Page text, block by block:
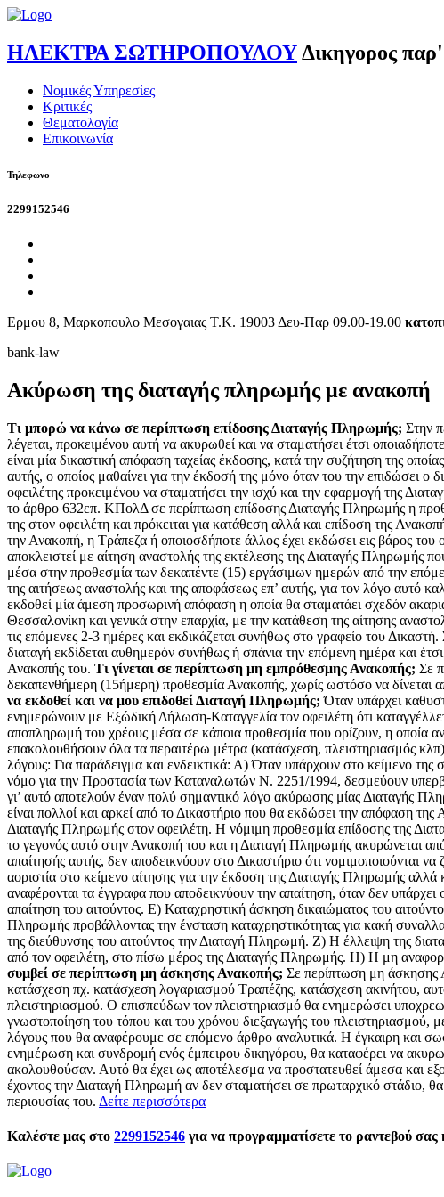
ΗΛΕΚΤΡΑ ΣΩΤΗΡΟΠΟΥΛΟΥΔικηγορος
Νομικές Υπηρεσίες
Κριτικές
Θεματολογία
Επικοινωνία
Τηλεφωνο
2299152546
Ερμου 8, Μαρκοπουλο Μεσογαιας Τ.Κ. 19003 Δευ-Παρ 09.00-19.00
bank-law
Ακύρωση της διαταγής πληρωμής με ανακοπή
Τι μπορώ να κάνω σε περίπτωση επίδοσης Διαταγής Πληρωμής; Στην
λέγεται, προκειμένου αυτή να ακυρωθεί και να σταματήσει έτσι
είναι μία δικαστική απόφαση ταχείας έκδοσης, κατά την συζήτηση της
αυτής, ο οποίος μαθαίνει για την έκδοσή της μόνο όταν του την επιδώσει ο
οφειλέτης προκειμένου να σταματήσει την ισχύ και την εφαρμογή της
το άρθρο 632επ. ΚΠολΔ σε περίπτωση επίδοσης Διαταγής Πληρωμής η
της στον οφειλέτη και πρόκειται για κατάθεση αλλά και επίδοση της
την Ανακοπή, η Τράπεζα ή οποιοσδήποτε άλλος έχει εκδώσει εις βάρος
αποκλειστεί με αίτηση αναστολής της εκτέλεσης της Διαταγής Πληρωμής
μέσα στην προθεσμία των δεκαπέντε (15) εργάσιμων ημερών από την
της αιτήσεως αναστολής και της αποφάσεως επ’ αυτής, για τον λόγο αυτό
εκδοθεί μία άμεση προσωρινή απόφαση η οποία θα σταματάει σχεδόν
Θεσσαλονίκη και γενικά στην επαρχία, με την κατάθεση της αίτησης
τις επόμενες 2-3 ημέρες και εκδικάζεται συνήθως στο γραφείο του
διαταγή εκδίδεται αυθημερόν συνήθως ή σπάνια την επόμενη ημέρα και
Ανακοπής του. Τι γίνεται σε περίπτωση μη εμπρόθεσμης Ανακοπής; Σε
δεκαπενθήμερη (15ήμερη) προθεσμία Ανακοπής, χωρίς ωστόσο να δίνεται
να εκδοθεί και να μου επιδοθεί Διαταγή Πληρωμής; Όταν υπάρχει
ενημερώνουν με Εξώδική Δήλωση-Καταγγελία τον οφειλέτη ότι
αποπληρωμή του χρέους μέσα σε κάποια προθεσμία που ορίζουν, η οποία
επακολουθήσουν όλα τα περαιτέρω μέτρα (κατάσχεση, πλειστηριασμός
λόγους: Για παράδειγμα και ενδεικτικά: Α) Όταν υπάρχουν στο κείμενο
νόμο για την Προστασία των Καταναλωτών Ν. 2251/1994, δεσμεύουν
γι’ αυτό αποτελούν έναν πολύ σημαντικό λόγο ακύρωσης μίας Διαταγής
είναι πολλοί και αρκεί από το Δικαστήριο που θα εκδώσει την απόφαση
Διαταγής Πληρωμής στον οφειλέτη. Η νόμιμη προθεσμία επίδοσης της
το γεγονός αυτό στην Ανακοπή του και η Διαταγή Πληρωμής ακυρώνεται
απαίτησής αυτής, δεν αποδεικνύουν στο Δικαστήριο ότι
αοριστία στο κείμενο αίτησης για την έκδοση της Διαταγής Πληρωμής αλλά
αναφέρονται τα έγγραφα που αποδεικνύουν την απαίτηση, όταν δεν
απαίτηση του αιτούντος. Ε) Καταχρηστική άσκηση δικαιώματος του
Πληρωμής προβάλλοντας την ένσταση καταχρηστικότητας για κακή
της διεύθυνσης του αιτούντος την Διαταγή Πληρωμή. Ζ) Η έλλειψη της
από τον οφειλέτη, στο πίσω μέρος της Διαταγής Πληρωμής. Η) Η μη
συμβεί σε περίπτωση μη άσκησης Ανακοπής; Σε περίπτωση μη άσκησης
κατάσχεση πχ. κατάσχεση λογαριασμού Τραπέζης, κατάσχεση ακινήτου,
πλειστηριασμού. Ο επισπεύδων τον πλειστηριασμό θα ενημερώσει
γνωστοποίηση του τόπου και του χρόνου διεξαγωγής του πλειστηριασμού,
λόγους που θα αναφέρουμε σε επόμενο άρθρο αναλυτικά. Η έγκαιρη και
ενημέρωση και συνδρομή ενός έμπειρου δικηγόρου, θα καταφέρει να
ακολουθούσαν. Αυτό θα έχει ως αποτέλεσμα να προστατευθεί άμεσα και
έχοντος την Διαταγή Πληρωμή αν δεν σταματήσει σε πρωταρχικό στάδιο,
περιουσίας του. Δείτε περισσότερα
Καλέστε μας στο 2299152546 για να προγραμματίσετε το ραντεβού